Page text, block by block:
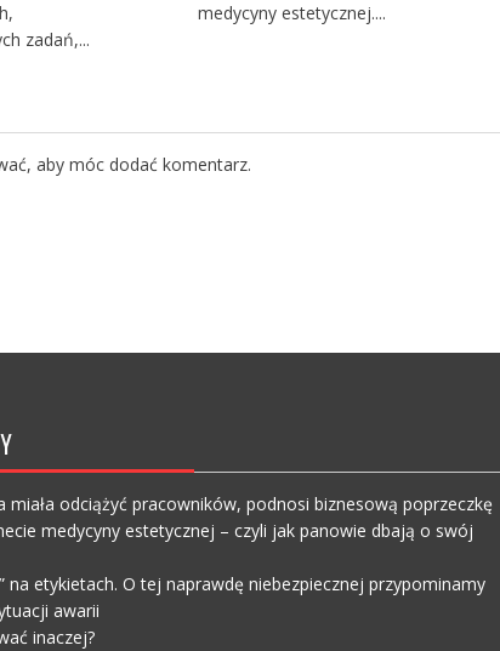
zadań,...
medycyny estetycznej....
, aby móc dodać komentarz.
miała odciążyć pracowników, podnosi biznesową poprzeczkę
medycyny estetycznej – czyli jak panowie dbają o swój
na etykietach. O tej naprawdę niebezpiecznej przypominamy
awarii
inaczej?